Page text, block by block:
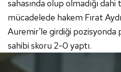
sahasında olup olmadığı dahi
mücadelede hakem Fırat
Auremir'le girdiği pozisyonda
sahibi skoru 2-0 yaptı.